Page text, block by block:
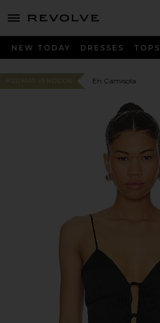
menu - shows more content
NEW TODAY DRESSES TOPS
#120 MÁS VENDIDOS En Camisola